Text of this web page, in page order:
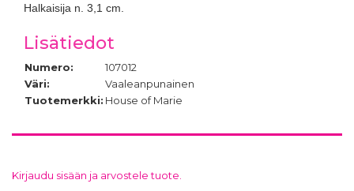
Halkaisija n. 3,1 cm.
Lisätiedot
Numero:
107012
Väri:
Vaaleanpunainen
Tuotemerkki: House of Marie
Kirjaudu sisään ja arvostele tuote.